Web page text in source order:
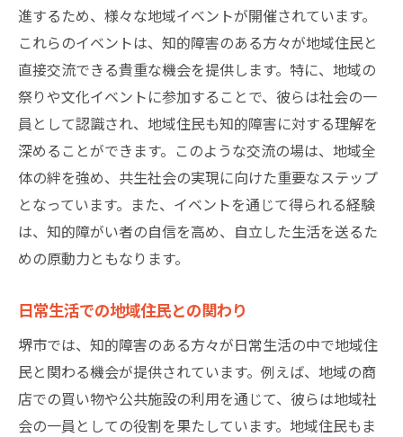
進するため、様々な地域イベントが開催されています。
これらのイベントは、知的障害のある方々が地域住民と
直接交流できる貴重な機会を提供します。特に、地域の
祭りや文化イベントに参加することで、彼らは社会の一
員として認識され、地域住民も知的障害に対する理解を
深めることができます。このような交流の場は、地域全
体の絆を強め、共生社会の実現に向けた重要なステップ
となっています。また、イベントを通じて得られる経験
は、知的障がい者の自信を高め、自立した生活を送るた
めの原動力ともなります。
日常生活での地域住民との関わり
堺市では、知的障害のある方々が日常生活の中で地域住
民と関わる機会が提供されています。例えば、地域の商
店での買い物や公共施設の利用を通じて、彼らは地域社
会の一員としての役割を果たしています。地域住民もま